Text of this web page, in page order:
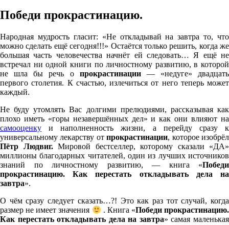
Победи прокрастинацию.
Народная мудрость гласит: «Не откладывай на завтра то, что
можно сделать ещё сегодня!!!» Остаётся только решить, когда же
большая часть человечества начнёт ей следовать… Я ещё не
встречал ни одной книги по личностному развитию, в которой
не шла бы речь о прокрастинации— «недуге» двадцать
первого столетия. К счастью, излечиться от него теперь может
каждый.
Не буду утомлять Вас долгими прелюдиями, рассказывая как
плохо иметь «горы незавершённых дел» и как они влияют на
самооценку и наполненность жизни, а перейду сразу к
универсальному лекарству отпрокрастинации, которое изобрёл
Пётр Людвиг. Мировой бестселлер, которому сказали «ДА»
миллионы благодарных читателей, один из лучших источников
знаний по личностному развитию, — книга «Победи
прокрастинацию. Как перестать откладывать дела на
завтра».
О чём сразу следует сказать…?! Это как раз тот случай, когда
размер не имеет значения
. Книга «Победи прокрастинацию.
Как перестать откладывать дела на завтра» самая маленькая